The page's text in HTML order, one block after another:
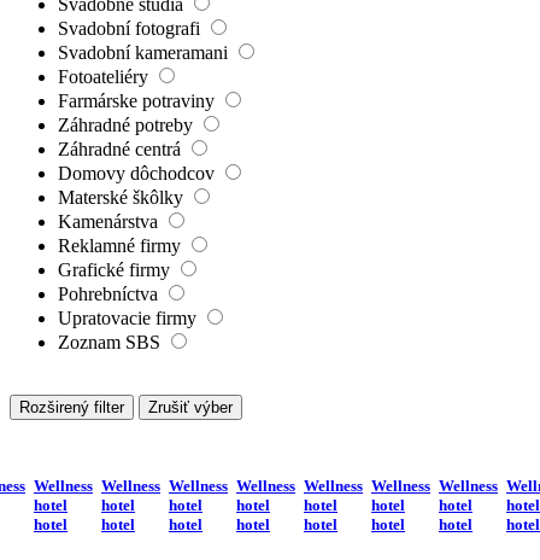
Svadobné štúdiá
Svadobní fotografi
Svadobní kameramani
Fotoateliéry
Farmárske potraviny
Záhradné potreby
Záhradné centrá
Domovy dôchodcov
Materské škôlky
Kamenárstva
Reklamné firmy
Grafické firmy
Pohrebníctva
Upratovacie firmy
Zoznam SBS
Rozširený filter Zrušiť výber
Wellness
hotel
hotel
Wellness
hotel
hotel
Wellness
hotel
hotel
Wellness
hotel
hotel
Wellness
hotel
hotel
Wellness
hotel
hotel
Wellness
hotel
hotel
hotel
hotel